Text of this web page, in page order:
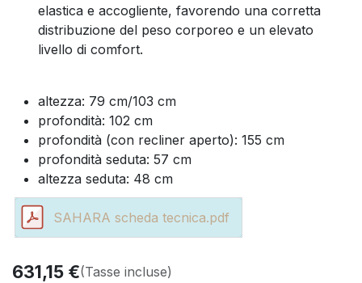
elastica e accogliente, favorendo una corretta
distribuzione del peso corporeo e un elevato
livello di comfort.
altezza: 79 cm/103 cm
profondità: 102 cm
profondità (con recliner aperto): 155 cm
profondità seduta: 57 cm
altezza seduta: 48 cm
SAHARA scheda tecnica.pdf
631,15 €(Tasse incluse)